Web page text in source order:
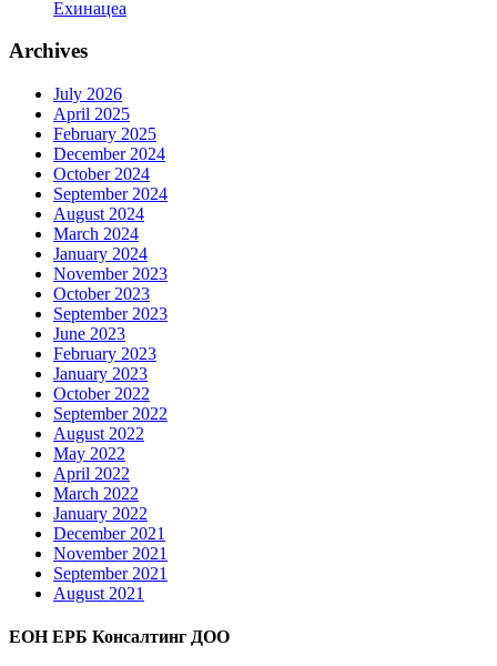
Ехинацеа
Archives
July 2026
April 2025
February 2025
December 2024
October 2024
September 2024
August 2024
March 2024
January 2024
November 2023
October 2023
September 2023
June 2023
February 2023
January 2023
October 2022
September 2022
August 2022
May 2022
April 2022
March 2022
January 2022
December 2021
November 2021
September 2021
August 2021
ЕОН ЕРБ Консалтинг ДОО